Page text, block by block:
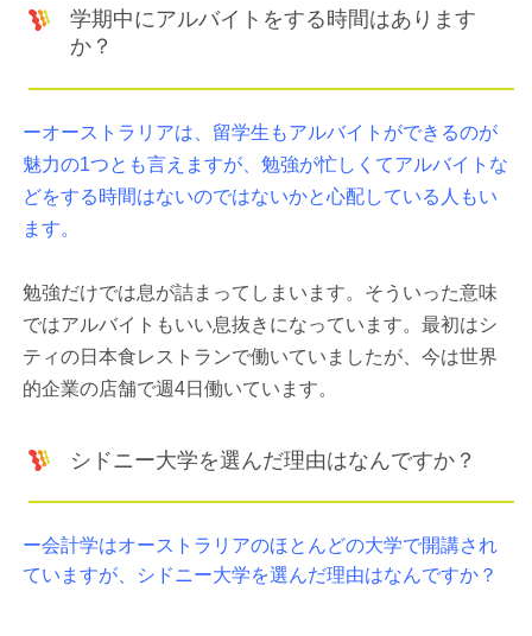
学期中にアルバイトをする時間はあります
か？
ーオーストラリアは、留学生もアルバイトができるのが
魅力の1つとも言えますが、勉強が忙しくてアルバイトな
どをする時間はないのではないかと心配している人もい
ます。
勉強だけでは息が詰まってしまいます。そういった意味
ではアルバイトもいい息抜きになっています。最初はシ
ティの日本食レストランで働いていましたが、今は世界
的企業の店舗で週4日働いています。
シドニー大学を選んだ理由はなんですか？
ー会計学はオーストラリアのほとんどの大学で開講され
ていますが、シドニー大学を選んだ理由はなんですか？